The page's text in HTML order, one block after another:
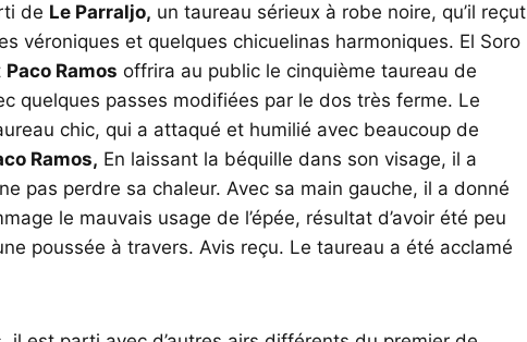
de Le Parraljo, un taureau sérieux à robe noire, qu’il reçut
véroniques et quelques chicuelinas harmoniques. El Soro
Paco Ramos offrira au public le cinquième taureau de
quelques passes modifiées par le dos très ferme. Le
chic, qui a attaqué et humilié avec beaucoup de
Ramos, En laissant la béquille dans son visage, il a
pas perdre sa chaleur. Avec sa main gauche, il a donné
le mauvais usage de l’épée, résultat d’avoir été peu
poussée à travers. Avis reçu. Le taureau a été acclamé